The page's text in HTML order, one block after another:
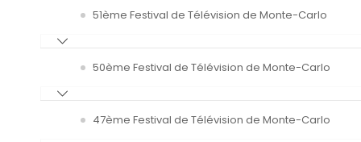
51ème Festival de Télévision de Monte-Carlo
50ème Festival de Télévision de Monte-Carlo
47ème Festival de Télévision de Monte-Carlo